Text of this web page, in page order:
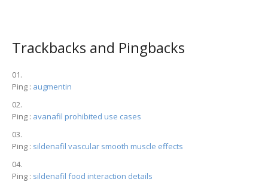
Trackbacks and Pingbacks
Ping : augmentin
Ping : avanafil prohibited use cases
Ping : sildenafil vascular smooth muscle effects
Ping : sildenafil food interaction details